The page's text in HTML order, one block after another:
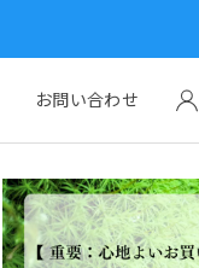
お問い合わせ